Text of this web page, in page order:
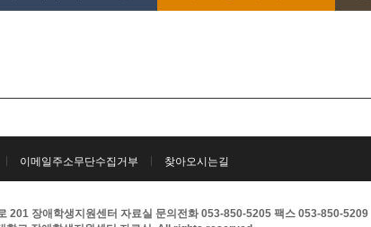
이메일주소무단수집거부 찾아오시는길
201 장애학생지원센터 자료실 문의전화 053-850-5205 팩스 053-850-5209